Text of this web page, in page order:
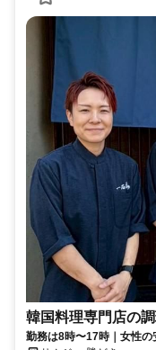
韓国料理専門店の
勤務は8時〜17時｜女性